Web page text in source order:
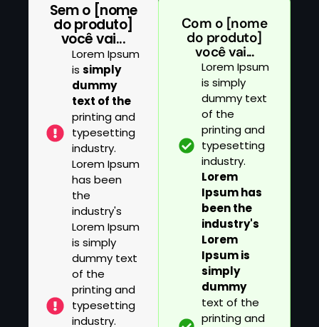
Sem o [nome
do produto]
você vai...
Lorem Ipsum
issimply
dummy
text of the
printing and
typesetting
industry.
Lorem Ipsum
has been
the
industry's
Lorem Ipsum
is simply
dummy text
of the
printing and
typesetting
industry.
Com o [nome
do produto]
você vai...
Lorem Ipsum
is simply
dummy text
of the
printing and
typesetting
industry.
Lorem
Ipsum has
been the
industry's
Lorem
Ipsum is
simply
dummy
text of the
printing and